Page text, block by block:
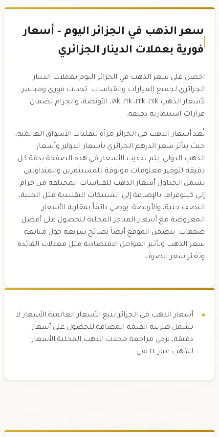
سعر الذهب في الجزائر اليوم - أسعار
فورية بعملات الدينار الجزائري
احصل على سعر الذهب في الجزائر اليوم بعملات الدينار
الجزائري لجميع العيارات والقياسات. تحديث فوري ومباشر
لأسعار الذهب ٢٤k، ٢٢k، ٢١k، ١٨k، الأونصة، والجرام لضمان
قرارات استثمارية دقيقة.
تُعد أسعار الذهب في الجزائر مرآة لتقلبات الأسواق العالمية،
حيث يتأثر سعر الدرهم الجزائري بأسعار الدولار وأسعار
الذهب الدولي. يتم تحديث الأسعار في هذه الصفحة بدقة كل
دقيقة لتوفير معلومات موثوقة للمستثمرين والمتداولين.
تشمل الجداول أسعار الذهب للقياسات المختلفة من جرام
إلى كيلوغرام، بالإضافة إلى السبيكات التقليدية مثل الجنية،
النصف جنية، والأونصة. يوصى دائماً بمقارنة الأسعار
المعروضة مع أسعار المتاجر المحلية للحصول على أفضل
صفقات. يتضمن الموقع أيضاً نصائح سريعة حول متابعة
سعر الذهب وتأثير العوامل الاقتصادية مثل معدلات الفائدة
وتغيّر سعر الصرف.
أسعار الذهب في الجزائر تتبع الأسعار العالمية,الأسعار لا
تشمل ضريبة القيمة المضافة,للحصول على أسعار
دقيقة، يرجى مراجعة محلات الذهب المحلية,الأسعار
للذهب عيار ٢٤ نقي